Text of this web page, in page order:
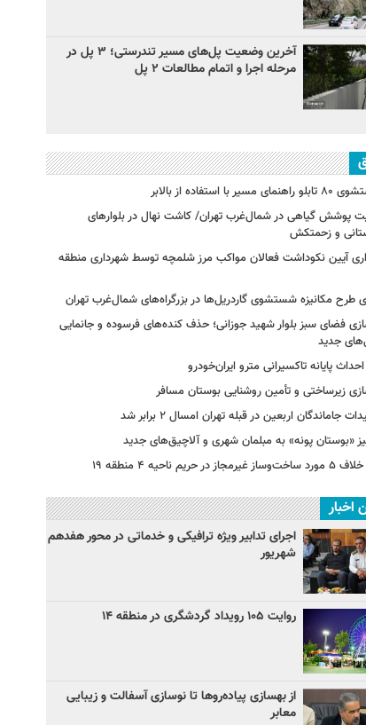
آخرین وضعیت پل‌های مسیر تندرستی؛ ۳ پل در
مرحله اجرا و اتمام مطالعات ۲ پل
مسیر با استفاده از بالابر
پوشش گیاهی در شمال‌غرب تهران/ کاشت نهال در بلوارهای
و زحمتکش
آیین نکوداشت فعالان مواکب مرز شلمچه توسط شهرداری منطقه
طرح مکانیزه شستشوی گاردریل‌ها در بزرگراه‌های شمال‌غرب تهران
فضای سبز بلوار شهید جوزانی؛ حذف کنده‌های فرسوده و جانمایی
جدید
احداث پایانه تاکسیرانی مترو ایران‌خودرو
زیرساختی و تأمین روشنایی بوستان مسافر
جاماندگان اربعین در قبله تهران امسال ۲ برابر شد
«بوستان پونه» به مبلمان شهری و آلاچیق‌های جدید
در حریم ناحیه ۴ منطقه ۱۹
اخبار
اجرای تدابیر ویژه ترافیکی و خدماتی در محور هفدهم
شهریور
روایت ۱۰۵ رویداد گردشگری در منطقه ۱۴
از بهسازی پیاده‌روها تا نوسازی آسفالت و زیبایی
معابر